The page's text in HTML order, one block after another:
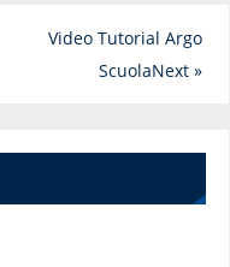
Video Tutorial Argo
ScuolaNext»